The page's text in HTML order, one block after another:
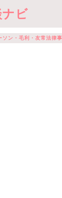
ビ
ソン・毛利・友常法律